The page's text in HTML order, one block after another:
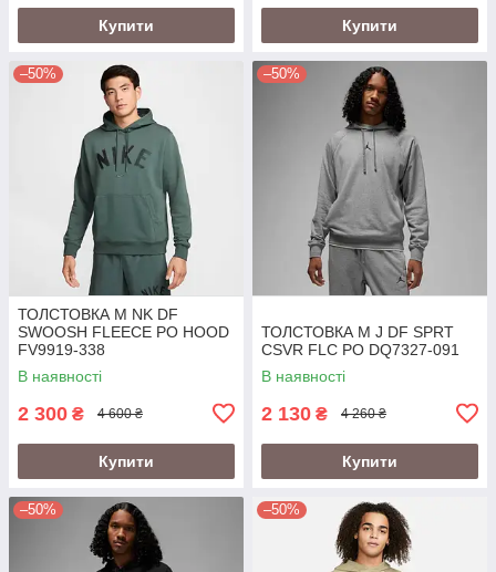
Купити Купити
–50%
ТОЛСТОВКА M NK DF
SWOOSH FLEECE PO HOOD
FV9919-338
В наявності
2 300 ₴ 4 600 ₴
Купити
–50%
ТОЛСТОВКА M J DF SPRT
CSVR FLC PO DQ7327-091
В наявності
2 130 ₴ 4 260 ₴
Купити
–50% –50%